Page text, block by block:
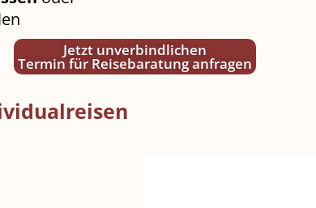
Jetzt unverbindlichen
Termin für Reisebaratung anfragen